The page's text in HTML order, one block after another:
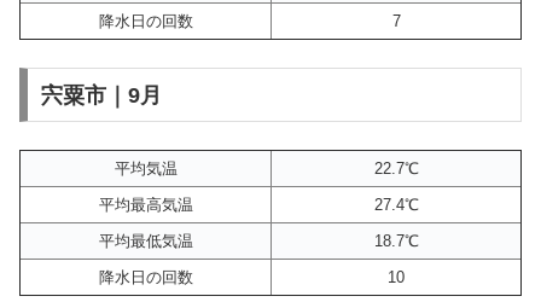
降水日の回数
7
宍粟市｜9月
平均気温
22.7℃
平均最高気温
27.4℃
平均最低気温
18.7℃
降水日の回数
10